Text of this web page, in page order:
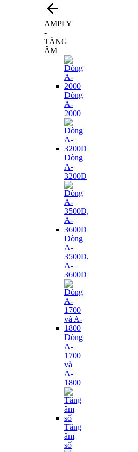
AMPLY
-
TĂNG
ÂM
Dòng
A-
2000
Dòng
A-
3200D
Dòng
A-
3500D,
A-
3600D
Dòng
A-
1700
và
A-
1800
Tăng
âm
số